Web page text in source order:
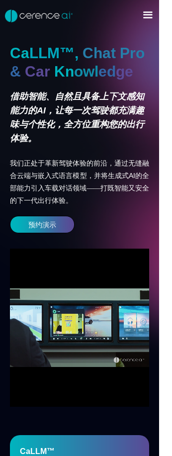
끀
首页
ꀂ Cerence xUl™
ꀂ Cerence Assistant
ꀂ AI智能体
ꀂ CaLLM™以及生成式AI应用
ꀂ 音频AI
ꀂ 语音输入与输出
ꀂ 开发者平台
车载解决方案
ꀂ 其他行业
服务
用户体验服务
ꀂ 集成
新闻
CaLLM™, Chat Pro
& Car Knowledge
借助智能、自然且具备上下文感知
能力的AI，让每一次驾驶都充满趣
味与个性化，全方位重构您的出行
体验。
我们正处于革新驾驶体验的前沿，通过无缝融
合云端与嵌入式语言模型，并将生成式AI的全
部能力引入车载对话领域——打既智能又安全
的下一代出行体验。
预约演示
CaLLM™